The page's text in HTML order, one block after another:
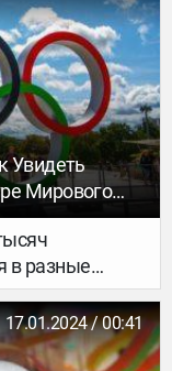
на
мы
а
побывать.
Увидеть
Мирового
в разные
себя новые
и отдых по
смело
17.01.2024 / 00:41